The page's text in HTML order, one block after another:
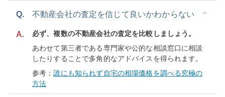
Q. 不動産会社の査定を信じて良いかわからない
A.
必ず、複数の不動産会社の査定を比較しましょう。
あわせて第三者である専門家や公的な相談窓口に相談
したりすることで多角的なアドバイスを得られます。
参考：誰にも知られず自宅の相場価格を調べる究極の
方法